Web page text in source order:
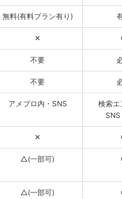
無料(有料プラン有り)
✕
不要
不要
アメブロ内・SNS
検索エ
✕
△(一部可)
△(一部可)